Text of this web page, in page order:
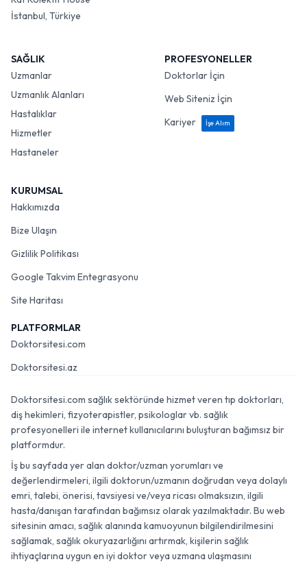
Kat Kolektif House
İstanbul, Türkiye
SAĞLIK
Uzmanlar
Uzmanlık Alanları
Hastalıklar
Hizmetler
Hastaneler
PROFESYONELLER
Doktorlar İçin
Web Siteniz İçin
Kariyer
İşe Alım
KURUMSAL
Hakkımızda
Bize Ulaşın
Gizlilik Politikası
Google Takvim Entegrasyonu
Site Haritası
PLATFORMLAR
Doktorsitesi.com
Doktorsitesi.az
Doktorsitesi.com sağlık sektöründe hizmet veren tıp doktorları,
diş hekimleri, fizyoterapistler, psikologlar vb. sağlık
profesyonelleri ile internet kullanıcılarını buluşturan bağımsız bir
platformdur.
İş bu sayfada yer alan doktor/uzman yorumları ve
değerlendirmeleri, ilgili doktorun/uzmanın doğrudan veya dolaylı
emri, talebi, önerisi, tavsiyesi ve/veya ricası olmaksızın, ilgili
hasta/danışan tarafından bağımsız olarak yazılmaktadır. Bu web
sitesinin amacı, sağlık alanında kamuoyunun bilgilendirilmesini
sağlamak, sağlık okuryazarlığını artırmak, kişilerin sağlık